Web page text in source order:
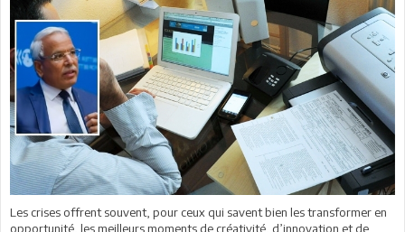
Les crises offrent souvent, pour ceux qui savent bien les transformer en
opportunité, les meilleurs moments de créativité, d’innovation et de